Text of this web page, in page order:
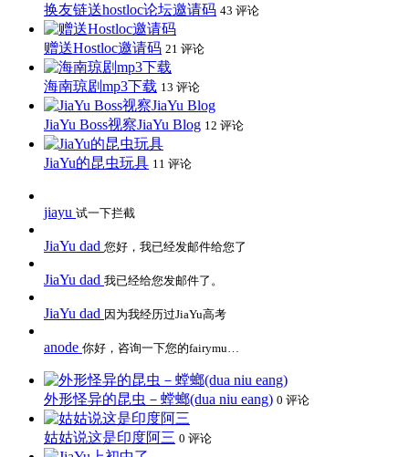
换友链送hostloc论坛邀请码 43 评论
赠送Hostloc邀请码 21 评论
海南琼剧mp3下载 13 评论
JiaYu Boss视察JiaYu Blog 12 评论
JiaYu的昆虫玩具 11 评论
jiayu 试一下拦截
JiaYu dad 您好，我已经发邮件给您了
JiaYu dad 我已经给您发邮件了。
JiaYu dad 因为我经历过JiaYu高考
anode 你好，咨询一下您的fairymu…
外形怪异的昆虫－螳螂(dua niu eang) 0 评论
姑姑说这是印度阿三 0 评论